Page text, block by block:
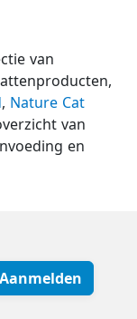
van
, Nature Cat
van
en
Aanmelden